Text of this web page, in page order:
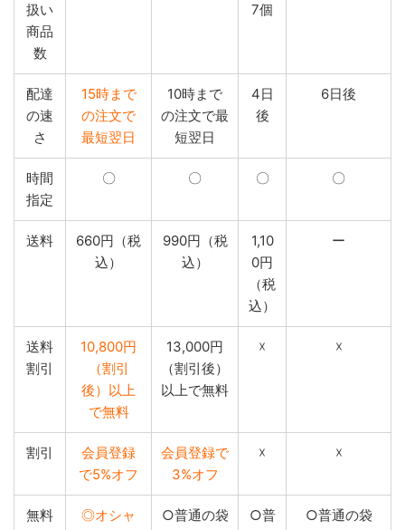
扱い
商品
数
7個
配達
の速
さ
15時まで
の注文で
最短翌日
10時まで
の注文で最
短翌日
4日
後
6日後
時間
指定
〇 〇 〇 〇
送料
660円（税
込）
990円（税
込）
1,10
0円
（税
込）
ー
送料
割引
10,800円
（割引
後）以上
で無料
13,000円
（割引後）
以上で無料
☓ ☓
割引
会員登録
で5%オフ
会員登録で
3%オフ
☓ ☓
無料
◎オシャ
○普通の袋
○普
○普通の袋